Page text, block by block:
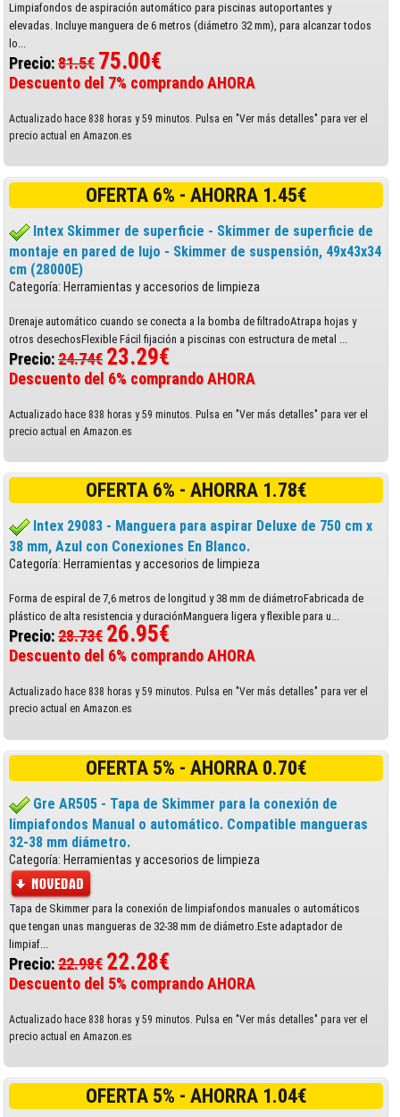
Limpiafondos de aspiración automático para piscinas autoportantes y
elevadas. Incluye manguera de 6 metros (diámetro 32 mm), para alcanzar todos
lo...
Precio:81.5€ 75.00€
Descuento del 7% comprando AHORA
Actualizado hace 838 horas y 59 minutos. Pulsa en "Ver más detalles" para ver el
precio actual en Amazon.es
OFERTA 6% - AHORRA 1.45€
Intex Skimmer de superficie - Skimmer de superficie de
montaje en pared de lujo - Skimmer de suspensión, 49x43x34
cm (28000E)
Categoría: Herramientas y accesorios de limpieza
Drenaje automático cuando se conecta a la bomba de filtradoAtrapa hojas y
otros desechosFlexible Fácil fijación a piscinas con estructura de metal ...
Precio:24.74€ 23.29€
Descuento del 6% comprando AHORA
Actualizado hace 838 horas y 59 minutos. Pulsa en "Ver más detalles" para ver el
precio actual en Amazon.es
OFERTA 6% - AHORRA 1.78€
Intex 29083 - Manguera para aspirar Deluxe de 750 cm x
38 mm, Azul con Conexiones En Blanco.
Categoría: Herramientas y accesorios de limpieza
Forma de espiral de 7,6 metros de longitud y 38 mm de diámetroFabricada de
plástico de alta resistencia y duraciónManguera ligera y flexible para u...
Precio:28.73€ 26.95€
Descuento del 6% comprando AHORA
Actualizado hace 838 horas y 59 minutos. Pulsa en "Ver más detalles" para ver el
precio actual en Amazon.es
OFERTA 5% - AHORRA 0.70€
Gre AR505 - Tapa de Skimmer para la conexión de
limpiafondos Manual o automático. Compatible mangueras
32-38 mm diámetro.
Categoría: Herramientas y accesorios de limpieza
Tapa de Skimmer para la conexión de limpiafondos manuales o automáticos
que tengan unas mangueras de 32-38 mm de diámetro.Este adaptador de
limpiaf...
Precio:22.98€ 22.28€
Descuento del 5% comprando AHORA
Actualizado hace 838 horas y 59 minutos. Pulsa en "Ver más detalles" para ver el
precio actual en Amazon.es
OFERTA 5% - AHORRA 1.04€